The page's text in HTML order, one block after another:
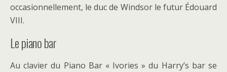
occasionnellement, le duc de Windsor le futur Édouard
VIII.
Le piano bar
Au clavier du Piano Bar « Ivories » du Harry’s bar se